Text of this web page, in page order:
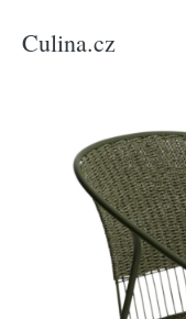
Culina.cz
křeslo Atrani s výpletem